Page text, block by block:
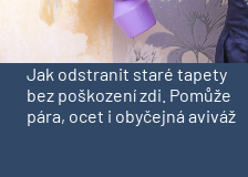
Jak odstranit staré tapety
bez poškození zdi. Pomůže
pára, ocet i obyčejná aviváž